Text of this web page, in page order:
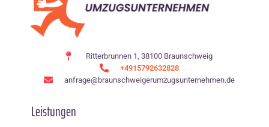
Ritterbrunnen 1, 38100 Braunschweig
+4915792632828
anfrage@braunschweigerumzugsunternehmen.de
Leistungen